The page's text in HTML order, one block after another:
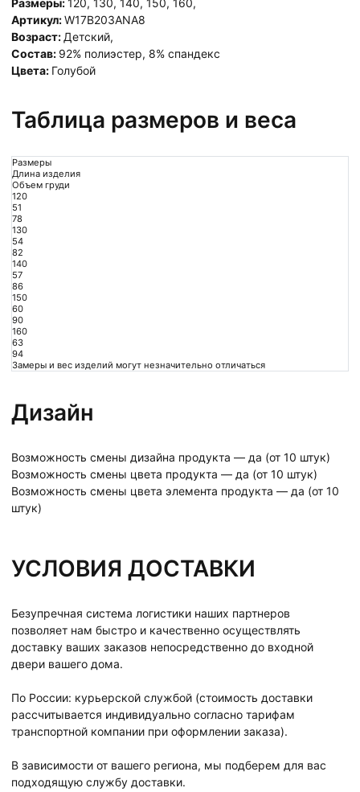
Артикул:W17B203ANA8
Возраст: Детский,
Состав: 92% полиэстер, 8% спандекс
Цвета: Голубой
Таблица размеров и веса
Размеры
Длина изделия
Объем груди
120
51
78
130
54
82
140
57
86
150
60
90
160
63
94
Замеры и вес изделий могут незначительно отличаться
Дизайн
Возможность смены дизайна продукта — да (от 10 штук)
Возможность смены цвета продукта — да (от 10 штук)
Возможность смены цвета элемента продукта — да (от 10
штук)
УСЛОВИЯ ДОСТАВКИ
Безупречная система логистики наших партнеров
позволяет нам быстро и качественно осуществлять
доставку ваших заказов непосредственно до входной
двери вашего дома.
По России: курьерской службой (стоимость доставки
рассчитывается индивидуально согласно тарифам
транспортной компании при оформлении заказа).
В зависимости от вашего региона, мы подберем для вас
подходящую службу доставки.